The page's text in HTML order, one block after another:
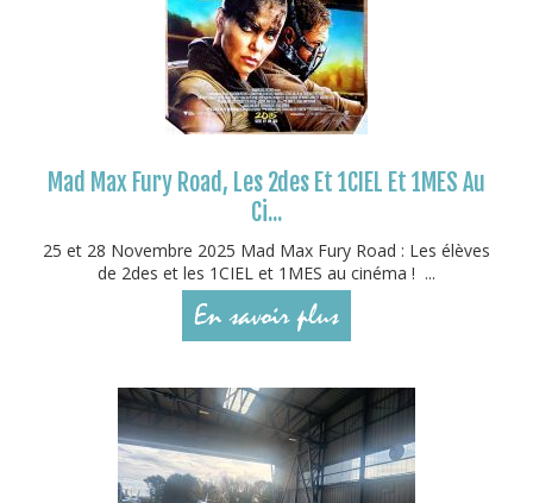
Mad Max Fury Road, Les 2des Et 1CIEL Et 1MES Au
Ci...
25 et 28 Novembre 2025 Mad Max Fury Road : Les élèves
de 2des et les 1CIEL et 1MES au cinéma ! ...
En savoir plus